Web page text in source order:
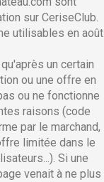
sur CeriseClub.
utilisables en août
un certain
ou une offre en
ou ne fonctionne
raisons (code
par le marchand,
limitée dans le
Si une
venait à ne plus